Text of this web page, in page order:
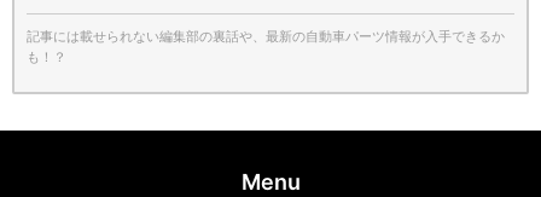
記事には載せられない編集部の裏話や、最新の自動車パーツ情報が入手できるか
も！？
Menu